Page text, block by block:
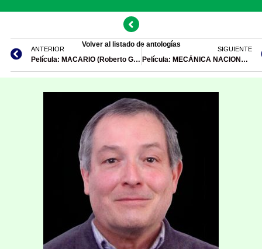
Volver al listado de antologías
ANTERIOR
Película: MACARIO (Roberto Gavaldón, 1959)
SIGUIENTE
Película: MECÁNICA NACIONAL (Luis Alcoriza, 1971)